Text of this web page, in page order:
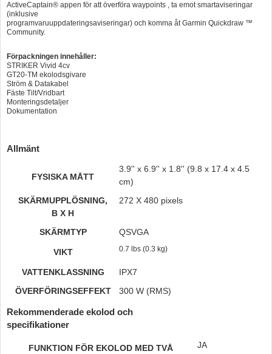
ActiveCaptain® appen för att överföra waypoints , ta emot smartaviseringar
(inklusive
programvaruuppdateringsaviseringar) och komma åt Garmin Quickdraw ™
Community.
Förpackningen innehåller:
STRIKER Vivid 4cv
GT20-TM ekolodsgivare
Ström & Datakabel
Fäste Tilt/Vridbart
Monteringsdetaljer
Dokumentation
Allmänt
FYSISKA MÅTT
3.9'' x 6.9'' x 1.8'' (9.8 x 17.4 x 4.5
cm)
SKÄRMUPPLÖSNING,
B X H
272 X 480 pixels
SKÄRMTYP QSVGA
VIKT 0.7 lbs (0.3 kg)
VATTENKLASSNING
IPX7
ÖVERFÖRINGSEFFEKT
300 W (RMS)
Rekommenderade ekolod och
specifikationer
FUNKTION FÖR EKOLOD MED TVÅ
JA